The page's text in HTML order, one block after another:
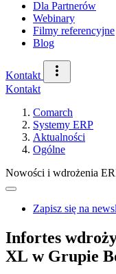
Dla Partnerów
Webinary
Filmy referencyjne
Blog
Kontakt
Kontakt
Comarch
Systemy ERP
Aktualności
Ogólne
Nowości i wdrożenia
Zapisz się na
Infortes
XL w Grupie